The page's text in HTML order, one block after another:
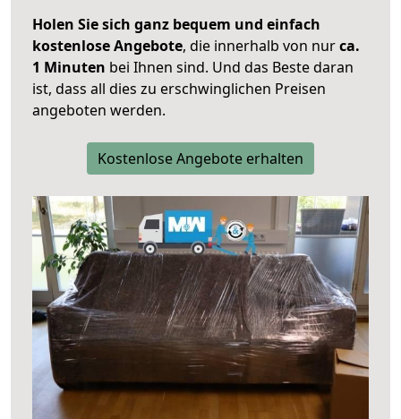
Holen Sie sich ganz bequem und einfach
kostenlose Angebote, die innerhalb von nurca.
1 Minuten bei Ihnen sind. Und das Beste daran
ist, dass all dies zu erschwinglichen Preisen
angeboten werden.
Kostenlose Angebote erhalten